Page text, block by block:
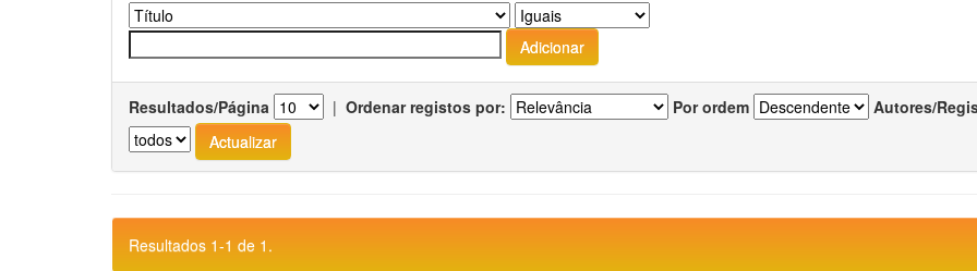
Resultados/Página | Ordenar registos por: Por ordem Autores/
Resultados 1-1 de 1.